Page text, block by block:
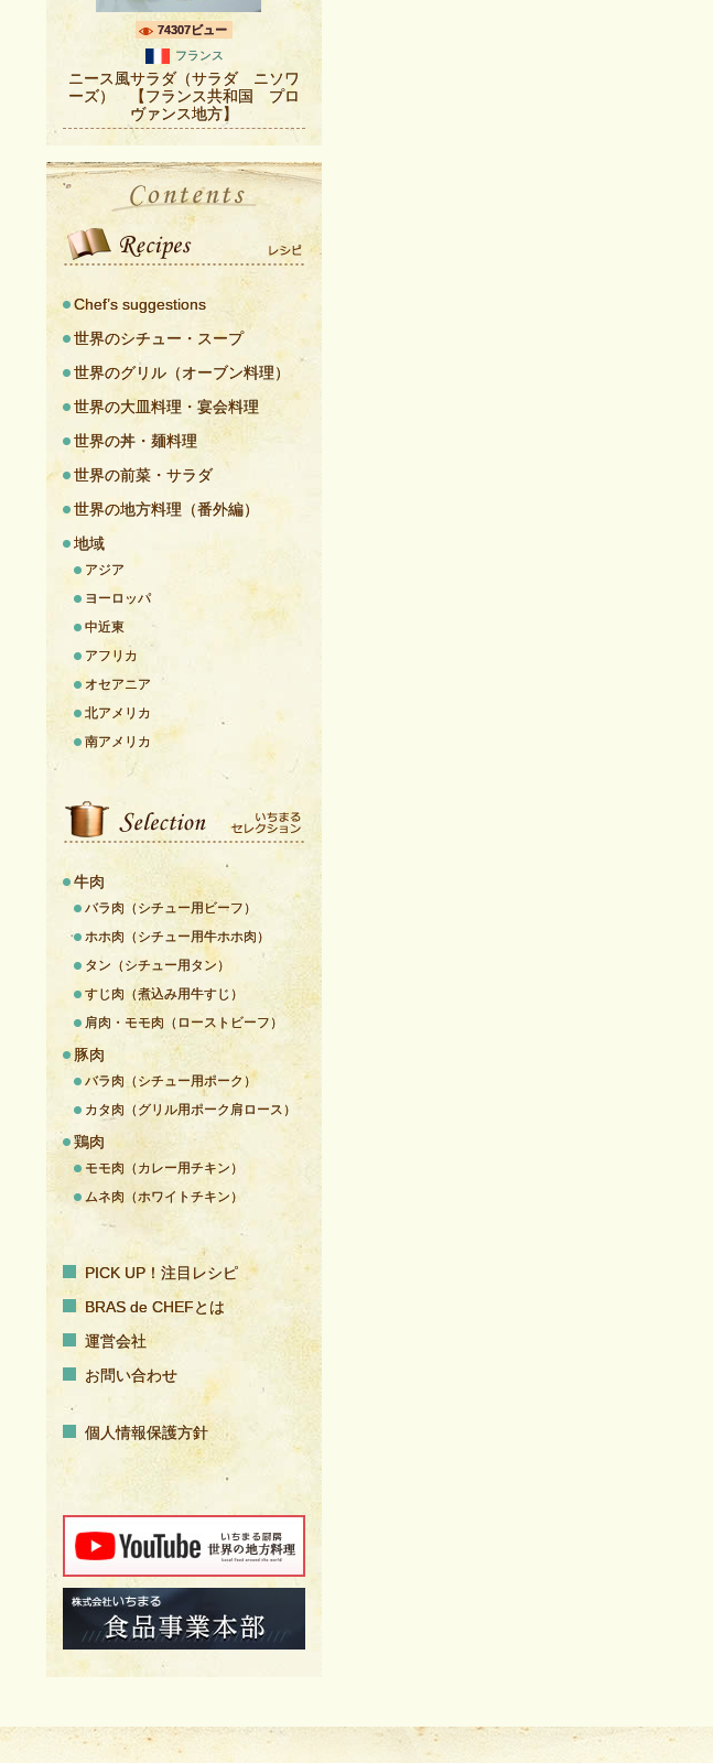
74307ビュー
フランス
ニース風サラダ（サラダ ニソワ
ーズ） 【フランス共和国 プロ
ヴァンス地方】
Chef’s suggestions
世界のシチュー・スープ
世界のグリル（オーブン料理）
世界の大皿料理・宴会料理
世界の丼・麺料理
世界の前菜・サラダ
世界の地方料理（番外編）
地域
アジア
ヨーロッパ
中近東
アフリカ
オセアニア
北アメリカ
南アメリカ
牛肉
バラ肉（シチュー用ビーフ）
ホホ肉（シチュー用牛ホホ肉）
タン（シチュー用タン）
すじ肉（煮込み用牛すじ）
肩肉・モモ肉（ローストビーフ）
豚肉
バラ肉（シチュー用ポーク）
カタ肉（グリル用ポーク肩ロース）
鶏肉
モモ肉（カレー用チキン）
ムネ肉（ホワイトチキン）
PICK UP！注目レシピ
BRAS de CHEFとは
運営会社
お問い合わせ
個人情報保護方針